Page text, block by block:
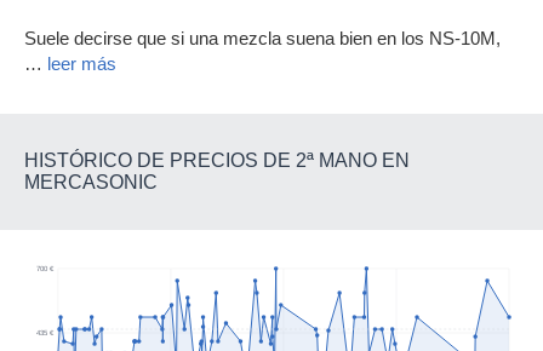
Suele decirse que si una mezcla suena bien en los NS-10M,
… leer más
HISTÓRICO DE PRECIOS DE 2ª MANO EN
MERCASONIC
435 €
700 €